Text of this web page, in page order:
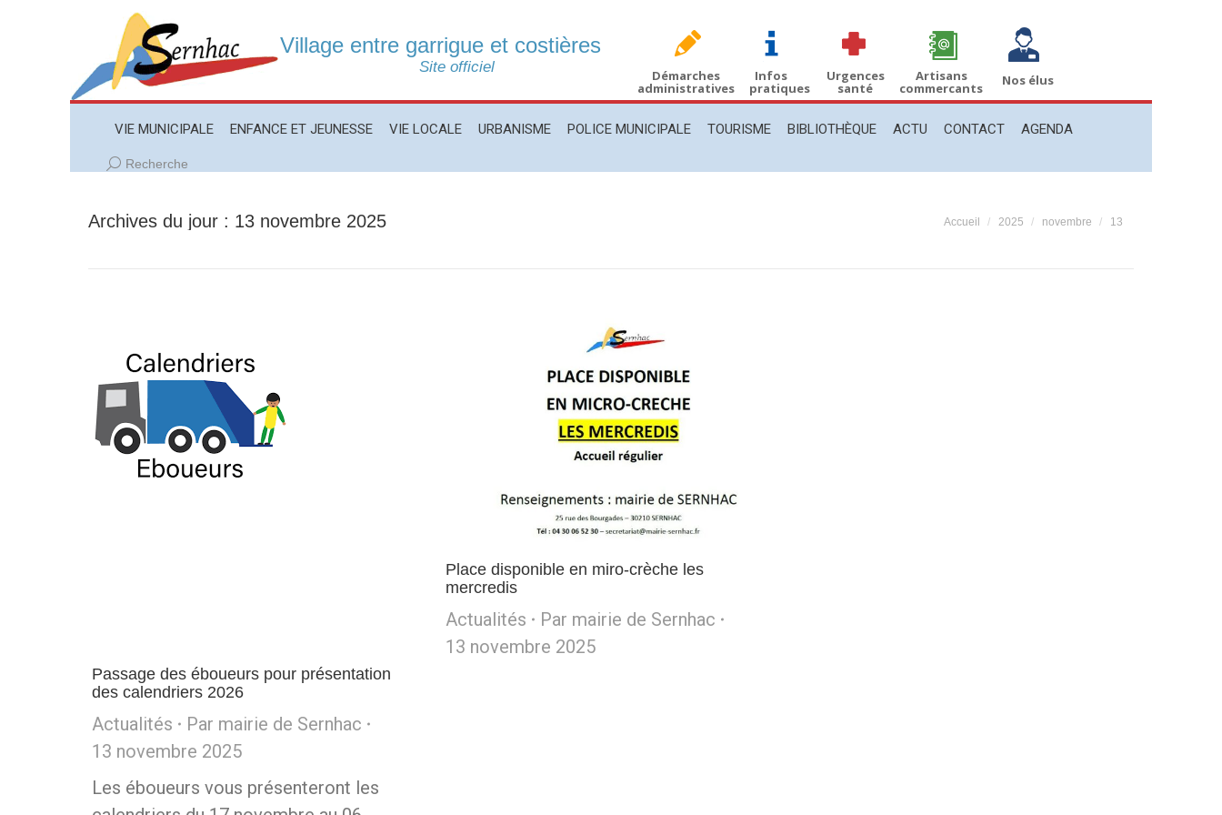
Village entre garrigue et costières
Site officiel Démarches
administratives
Infos
pratiques
Urgences
santé
Artisans
commercants Nos élus
VIE MUNICIPALE ENFANCE ET JEUNESSE VIE LOCALE URBANISME POLICE MUNICIPALE TOURISME BIBLIOTHÈQUE ACTU CONTACT AGENDA
Recherche
Recherche
Archives du jour : 13 novembre 2025 Vous êtes ici :
Accueil 2025 novembre 13
Passage des éboueurs pour présentation
des calendriers 2026
Actualités Par mairie de Sernhac
13 novembre 2025
Les éboueurs vous présenteront les
Place disponible en miro-crèche les
mercredis
Actualités Par mairie de Sernhac
13 novembre 2025
VIE MUNICIPALE ENFANCE ET JEUNESSE VIE LOCALE URBANISME POLICE MUNICIPALE TOURISME BIBLIOTHÈQUE CONTACT AGENDA